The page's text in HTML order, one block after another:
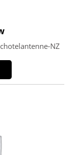
NZ